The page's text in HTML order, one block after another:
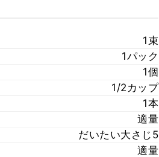
1束
1パック
1個
1/2カップ
1本
適量
だいたい大さじ5
適量